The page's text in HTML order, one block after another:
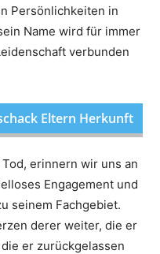
Persönlichkeiten in
Name wird für immer
verbunden
Eltern Herkunft
erinnern wir uns an
Engagement und
seinem Fachgebiet.
derer weiter, die er
er zurückgelassen